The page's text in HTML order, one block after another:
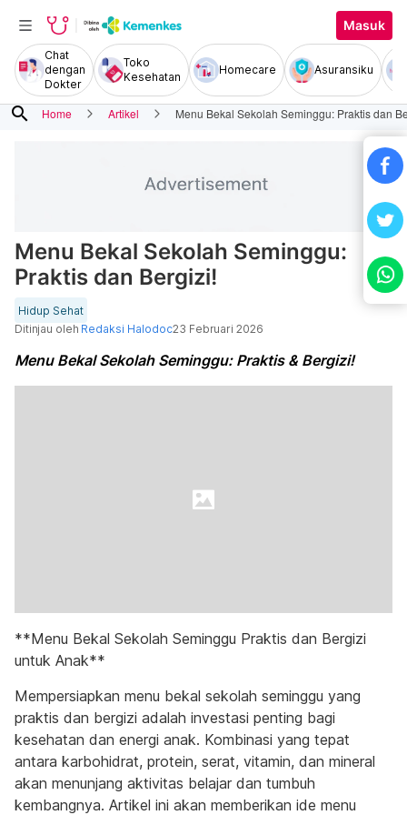
Masuk
Chat
dengan
Dokter
Toko
Kesehatan
Homecare Asuransiku
search Home Artikel Menu Bekal Sekolah Seminggu: Praktis dan
Menu Bekal Sekolah Seminggu:
Praktis dan Bergizi!
Hidup Sehat
Ditinjau oleh Redaksi Halodoc23 Februari 2026
Menu Bekal Sekolah Seminggu: Praktis & Bergizi!
**Menu Bekal Sekolah Seminggu Praktis dan Bergizi
untuk Anak**
Mempersiapkan menu bekal sekolah seminggu yang
praktis dan bergizi adalah investasi penting bagi
kesehatan dan energi anak. Kombinasi yang tepat
antara karbohidrat, protein, serat, vitamin, dan mineral
akan menunjang aktivitas belajar dan tumbuh
kembangnya. Artikel ini akan memberikan ide menu